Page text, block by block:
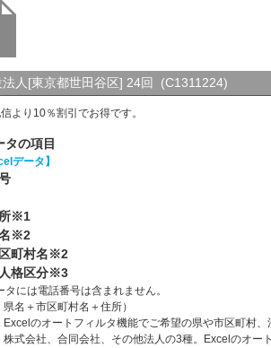
法人[東京都世田谷区] 24回 (C1311224)
より10％割引でお得です。
タの項目
データ】
所※1
名※2
区町村名※2
人格区分※3
には電話番号は含まれません。
県名＋市区町村名＋住所）
Excelのオートフィルタ機能でご希望の県や市区町村
株式会社、合同会社、その他法人の3種。Excelのオー